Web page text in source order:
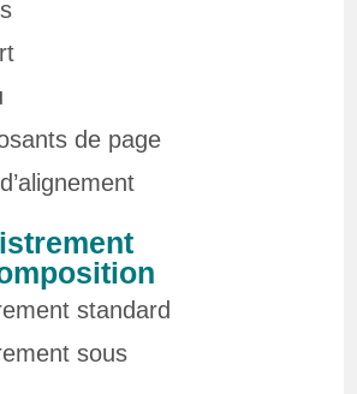
de page
standard
sous